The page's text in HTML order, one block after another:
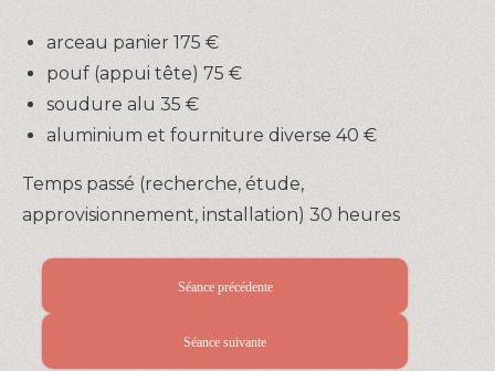
arceau panier 175 €
pouf (appui tête) 75 €
soudure alu 35 €
aluminium et fourniture diverse 40 €
Temps passé (recherche, étude,
approvisionnement, installation) 30 heures
Séance précédente
Séance suivante